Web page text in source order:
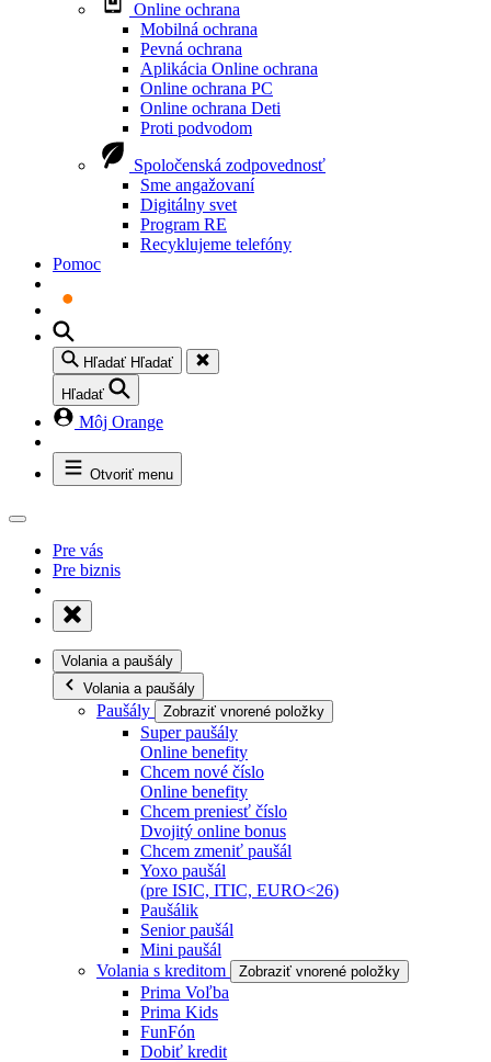
Online ochrana
Mobilná ochrana
Pevná ochrana
Aplikácia Online ochrana
Online ochrana PC
Online ochrana Deti
Proti podvodom
Spoločenská zodpovednosť
Sme angažovaní
Digitálny svet
Program RE
Recyklujeme telefóny
Pomoc
Hľadať Hľadať
Hľadať
Môj Orange
Otvoriť menu
Pre vás
Pre biznis
Volania a paušály
Volania a paušály
Paušály Zobraziť vnorené položky
Super paušály
Online benefity
Chcem nové číslo
Online benefity
Chcem preniesť číslo
Dvojitý online bonus
Chcem zmeniť paušál
Yoxo paušál
(pre ISIC, ITIC, EURO<26)
Paušálik
Senior paušál
Mini paušál
Volania s kreditom
Zobraziť vnorené položky
Prima Voľba
Prima Kids
FunFón
Dobiť kredit